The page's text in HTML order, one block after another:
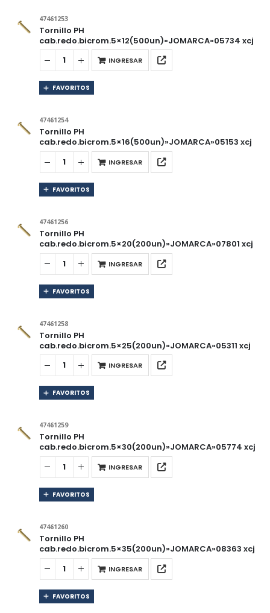
47461253
Tornillo PH
cab.redo.bicrom.5×12(500un)»JOMARCA»05734 xcj
INGRESAR
FAVORITOS
47461254
Tornillo PH
cab.redo.bicrom.5×16(500un)»JOMARCA»05153 xcj
INGRESAR
FAVORITOS
47461256
Tornillo PH
cab.redo.bicrom.5×20(200un)»JOMARCA»07801 xcj
INGRESAR
FAVORITOS
47461258
Tornillo PH
cab.redo.bicrom.5×25(200un)»JOMARCA»05311 xcj
INGRESAR
FAVORITOS
47461259
Tornillo PH
cab.redo.bicrom.5×30(200un)»JOMARCA»05774 xcj
INGRESAR
FAVORITOS
47461260
Tornillo PH
cab.redo.bicrom.5×35(200un)»JOMARCA»08363 xcj
INGRESAR
FAVORITOS